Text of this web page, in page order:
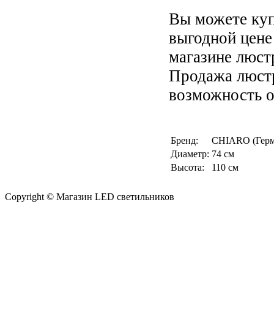
Вы можете
выгодной
магазине
Продажа
возможность
Бренд:
CHIARO
Диаметр: 74 см
Высота:
110 см
Copyright © Магазин LED светильников